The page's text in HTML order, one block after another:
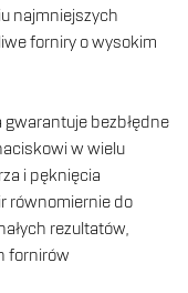
najmniejszych
forniry o wysokim
gwarantuje bezbłędne
w wielu
i pęknięcia
równomiernie do
rezultatów,
fornirów